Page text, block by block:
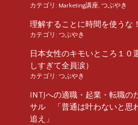
カテゴリ: Marketing講座 つぶやき
理解することに時間を使うな
カテゴリ: つぶやき
日本女性のキモいところ１０
しすぎて全員涙）
カテゴリ: つぶやき
INTJへの適職・起業・転職の
サル 「普通は叶わないと思
追え」